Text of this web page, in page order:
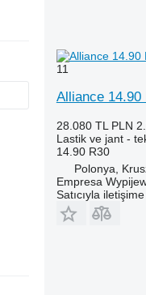
11
Alliance 14.90
28.080 TL PLN
Lastik ve jant -
14.90 R30
Polonya,
Empresa
Satıcıyla